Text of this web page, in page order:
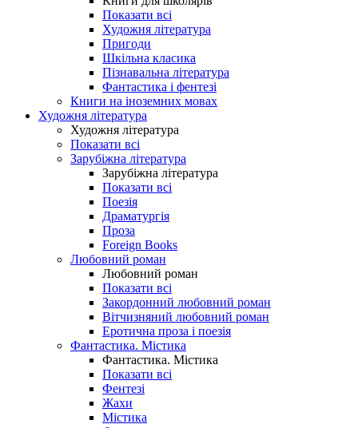
Показати всі
Художня література
Пригоди
Шкільна класика
Пізнавальна література
Фантастика і фентезі
Книги на іноземних мовах
Художня література
Художня література
Показати всі
Зарубіжна література
Зарубіжна література
Показати всі
Поезія
Драматургія
Проза
Foreign Books
Любовний роман
Любовний роман
Показати всі
Закордонний любовний роман
Вітчизняний любовний роман
Еротична проза і поезія
Фантастика. Містика
Фантастика. Містика
Показати всі
Фентезі
Жахи
Містика